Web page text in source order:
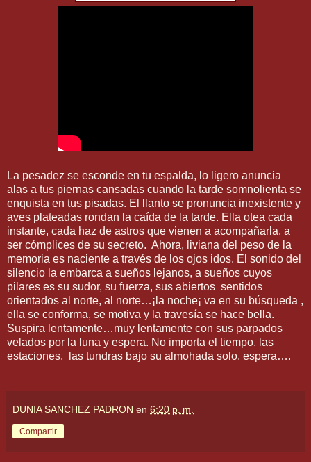
La pesadez se esconde en tu espalda, lo ligero anuncia
alas a tus piernas cansadas cuando la tarde somnolienta se
enquista en tus pisadas. El llanto se pronuncia inexistente y
aves plateadas rondan la caída de la tarde. Ella otea cada
instante, cada haz de astros que vienen a acompañarla, a
ser cómplices de su secreto. Ahora, liviana del peso de la
memoria es naciente a través de los ojos idos. El sonido del
silencio la embarca a sueños lejanos, a sueños cuyos
pilares es su sudor, su fuerza, sus abiertos sentidos
orientados al norte, al norte…¡la noche¡ va en su búsqueda ,
ella se conforma, se motiva y la travesía se hace bella.
Suspira lentamente…muy lentamente con sus parpados
velados por la luna y espera. No importa el tiempo, las
estaciones,
las tundras bajo su almohada solo, espera….
DUNIA SANCHEZ PADRON en 6:20 p. m.
Compartir